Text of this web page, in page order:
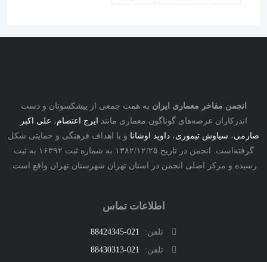
مفاخر معماری ایرانبه همت جمعی از پیشکسوتان و دست
عرصه‌های گوناگون معماری مانندایرج اعتصام،علی اکبر
،سیاوش تیموری،داوید اوشانا و با اهداف فرهنگی و حمایتی شکل
گرفته‌است. انجمن در تاریخ ۱۳۸۲/۱۲/۲۵ به شماره ثبت ۱۶۳۹۲ به ثبت
و مرکز اصلی انجمن در استان تهران شهرستان تهران واقع است.
اطلاعات تماس
تلفن:
021-88424345
تلفن:
021-88430313